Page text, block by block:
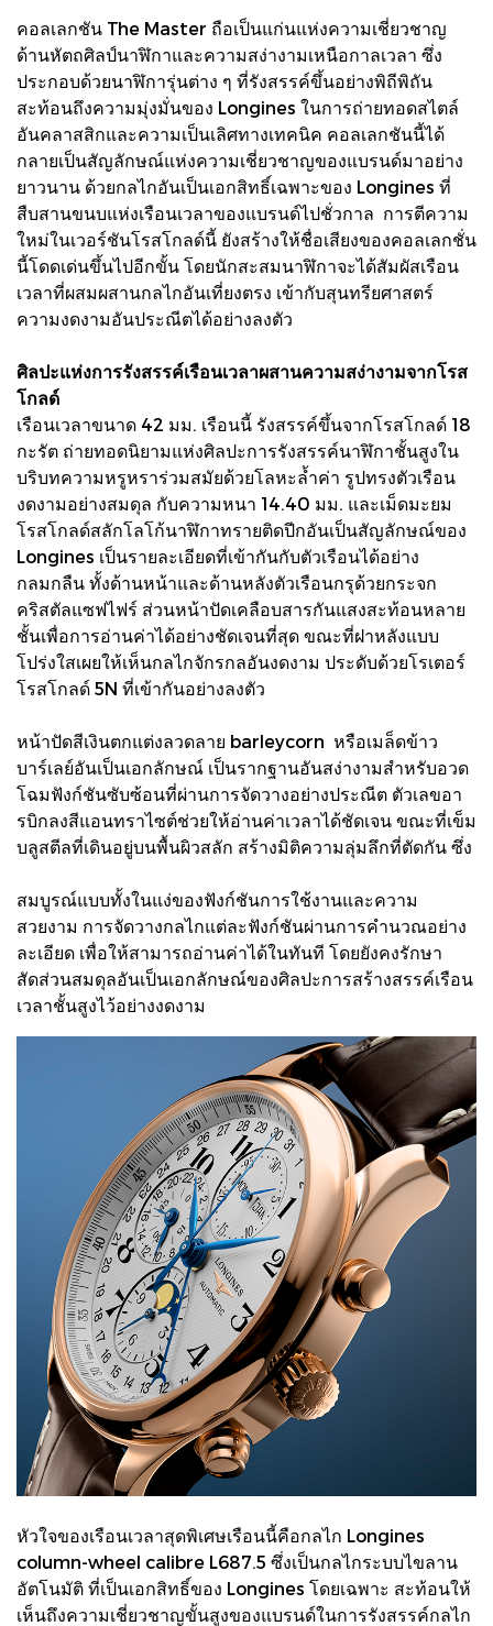
คอลเลกชัน The Master ถือเป็นแก่นแห่งความเชี่ยวชาญ
ด้านหัตถศิลป์นาฬิกาและความสง่างามเหนือกาลเวลา ซึ่ง
ประกอบด้วยนาฬิการุ่นต่าง ๆ ที่รังสรรค์ขึ้นอย่างพิถีพิถัน
สะท้อนถึงความมุ่งมั่นของ Longines ในการถ่ายทอดสไตล์
อันคลาสสิกและความเป็นเลิศทางเทคนิค คอลเลกชันนี้ได้
กลายเป็นสัญลักษณ์แห่งความเชี่ยวชาญของแบรนด์มาอย่าง
ยาวนาน ด้วยกลไกอันเป็นเอกสิทธิ์เฉพาะของ Longines ที่
สืบสานขนบแห่งเรือนเวลาของแบรนด์ไปชั่วกาล การตีความ
ใหม่ในเวอร์ชันโรสโกลด์นี้ ยังสร้างให้ชื่อเสียงของคอลเลกชั่น
นี้โดดเด่นขึ้นไปอีกขั้น โดยนักสะสมนาฬิกาจะได้สัมผัสเรือน
เวลาที่ผสมผสานกลไกอันเที่ยงตรง เข้ากับสุนทรียศาสตร์
ความงดงามอันประณีตได้อย่างลงตัว
ศิลปะแห่งการรังสรรค์เรือนเวลาผสานความสง่างามจากโรส
โกลด์
เรือนเวลาขนาด 42 มม. เรือนนี้ รังสรรค์ขึ้นจากโรสโกลด์ 18
กะรัต ถ่ายทอดนิยามแห่งศิลปะการรังสรรค์นาฬิกาชั้นสูงใน
บริบทความหรูหราร่วมสมัยด้วยโลหะล้ำค่า รูปทรงตัวเรือน
งดงามอย่างสมดุล กับความหนา 14.40 มม. และเม็ดมะยม
โรสโกลด์สลักโลโก้นาฬิกาทรายติดปีกอันเป็นสัญลักษณ์ของ
Longines เป็นรายละเอียดที่เข้ากันกับตัวเรือนได้อย่าง
กลมกลืน ทั้งด้านหน้าและด้านหลังตัวเรือนกรุด้วยกระจก
คริสตัลแซฟไฟร์ ส่วนหน้าปัดเคลือบสารกันแสงสะท้อนหลาย
ชั้นเพื่อการอ่านค่าได้อย่างชัดเจนที่สุด ขณะที่ฝาหลังแบบ
โปร่งใสเผยให้เห็นกลไกจักรกลอันงดงาม ประดับด้วยโรเตอร์
โรสโกลด์ 5N ที่เข้ากันอย่างลงตัว
หน้าปัดสีเงินตกแต่งลวดลาย barleycorn หรือเมล็ดข้าว
บาร์เลย์อันเป็นเอกลักษณ์ เป็นรากฐานอันสง่างามสำหรับอวด
โฉมฟังก์ชันซับซ้อนที่ผ่านการจัดวางอย่างประณีต ตัวเลขอา
รบิกลงสีแอนทราไซต์ช่วยให้อ่านค่าเวลาได้ชัดเจน ขณะที่เข็ม
บลูสตีลที่เดินอยู่บนพื้นผิวสลัก สร้างมิติความลุ่มลึกที่ตัดกัน ซึ่ง
สมบูรณ์แบบทั้งในแง่ของฟังก์ชันการใช้งานและความ
สวยงาม การจัดวางกลไกแต่ละฟังก์ชันผ่านการคำนวณอย่าง
ละเอียด เพื่อให้สามารถอ่านค่าได้ในทันที โดยยังคงรักษา
สัดส่วนสมดุลอันเป็นเอกลักษณ์ของศิลปะการสร้างสรรค์เรือน
เวลาชั้นสูงไว้อย่างงดงาม
หัวใจของเรือนเวลาสุดพิเศษเรือนนี้คือกลไก Longines
column-wheel calibre L687.5 ซึ่งเป็นกลไกระบบไขลาน
อัตโนมัติ ที่เป็นเอกสิทธิ์ของ Longines โดยเฉพาะ สะท้อนให้
เห็นถึงความเชี่ยวชาญขั้นสูงของแบรนด์ในการรังสรรค์กลไก